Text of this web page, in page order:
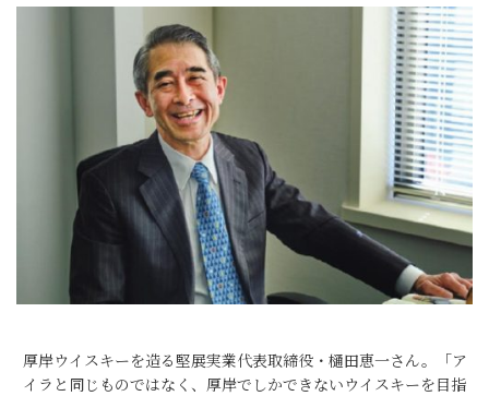
厚岸ウイスキーを造る堅展実業代表取締役・樋田恵一さん。「ア
イラと同じものではなく、厚岸でしかできないウイスキーを目指